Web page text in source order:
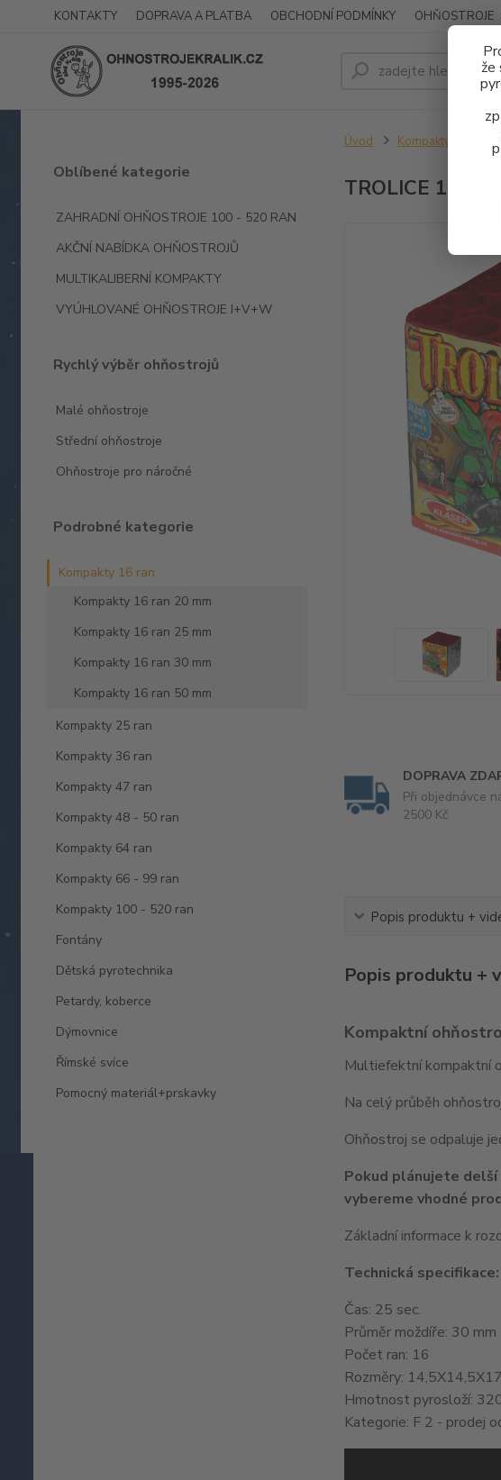
že
KONTAKTY DOPRAVA A PLATBA OBCHODNÍ PODMÍNKY OHŇOSTROJE
Oblíbené kategorie
ZAHRADNÍ OHŇOSTROJE 100 - 520 RAN
AKČNÍ NABÍDKA OHŇOSTROJŮ
MULTIKALIBERNÍ KOMPAKTY
VYÚHLOVANÉ OHŇOSTROJE I+V+W
Rychlý výběr ohňostrojů
Malé ohňostroje
Střední ohňostroje
Ohňostroje pro náročné
Podrobné kategorie
Kompakty 16 ran
Kompakty 16 ran 20 mm
Kompakty 16 ran 25 mm
Kompakty 16 ran 30 mm
Kompakty 16 ran 50 mm
Kompakty 25 ran
Kompakty 36 ran
Kompakty 47 ran
Kompakty 48 - 50 ran
Kompakty 64 ran
Kompakty 66 - 99 ran
Kompakty 100 - 520 ran
Fontány
Dětská pyrotechnika
Petardy, koberce
Dýmovnice
Římské svíce
Pomocný materiál+prskavky
Úvod Kompakty 16 ran
TROLICE 16 RAN
DOPRAVA
Při objednávce
2500 Kč
Popis produktu +
Popis produktu +
Kompaktní
Multiefektní kompaktní
Na celý průběh
Ohňostroj se odpaluje
Pokud plánujete delší
vybereme vhodné
Základní informace k
Technická specifikace:
Čas: 25 sec.
Průměr moždíře: 30 mm
Počet ran: 16
Rozměry:
Hmotnost pyrosloží:
Kategorie: F 2 - prodej